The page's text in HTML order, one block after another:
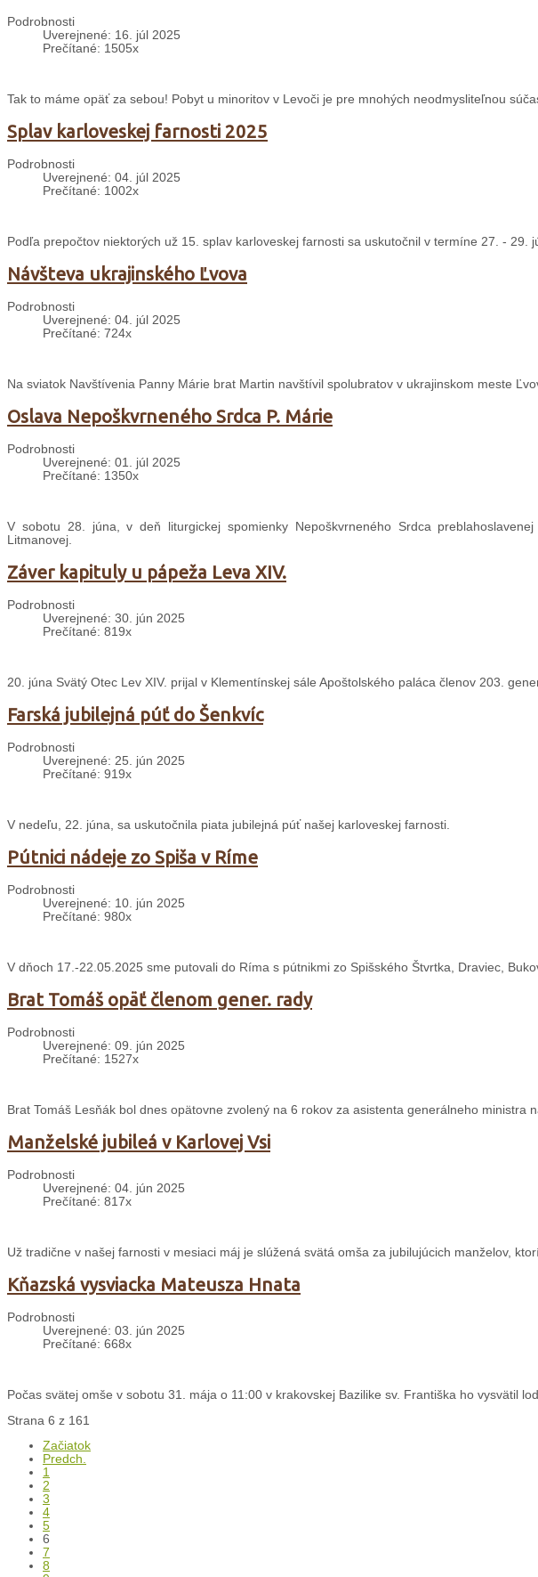
Podrobnosti
Uverejnené: 16. júl 2025
Prečítané: 1505x
Tak to máme opäť za sebou! Pobyt u minoritov v Levoči je pre mnohých neodmysliteľnou
Splav karloveskej farnosti 2025
Podrobnosti
Uverejnené: 04. júl 2025
Prečítané: 1002x
Podľa prepočtov niektorých už 15. splav karloveskej farnosti sa uskutočnil v termíne 27. - 29.
Návšteva ukrajinského Ľvova
Podrobnosti
Uverejnené: 04. júl 2025
Prečítané: 724x
Na sviatok Navštívenia Panny Márie brat Martin navštívil spolubratov v ukrajinskom meste
Oslava Nepoškvrneného Srdca P. Márie
Podrobnosti
Uverejnené: 01. júl 2025
Prečítané: 1350x
V sobotu 28. júna, v deň liturgickej spomienky Nepoškvrneného Srdca
Litmanovej.
Záver kapituly u pápeža Leva XIV.
Podrobnosti
Uverejnené: 30. jún 2025
Prečítané: 819x
20. júna Svätý Otec Lev XIV. prijal v Klementínskej sále Apoštolského paláca členov 203.
Farská jubilejná púť do Šenkvíc
Podrobnosti
Uverejnené: 25. jún 2025
Prečítané: 919x
V nedeľu, 22. júna, sa uskutočnila piata jubilejná púť našej karloveskej farnosti.
Pútnici nádeje zo Spiša v Ríme
Podrobnosti
Uverejnené: 10. jún 2025
Prečítané: 980x
V dňoch 17.-22.05.2025 sme putovali do Ríma s pútnikmi zo Spišského Štvrtka, Draviec,
Brat Tomáš opäť členom gener. rady
Podrobnosti
Uverejnené: 09. jún 2025
Prečítané: 1527x
Brat Tomáš Lesňák bol dnes opätovne zvolený na 6 rokov za asistenta generálneho ministra
Manželské jubileá v Karlovej Vsi
Podrobnosti
Uverejnené: 04. jún 2025
Prečítané: 817x
Už tradične v našej farnosti v mesiaci máj je slúžená svätá omša za jubilujúcich manželov,
Kňazská vysviacka Mateusza Hnata
Podrobnosti
Uverejnené: 03. jún 2025
Prečítané: 668x
Počas svätej omše v sobotu 31. mája o 11:00 v krakovskej Bazilike sv. Františka ho vysvätil
Strana 6 z 161
Začiatok
Predch.
1
2
3
4
5
6
7
8